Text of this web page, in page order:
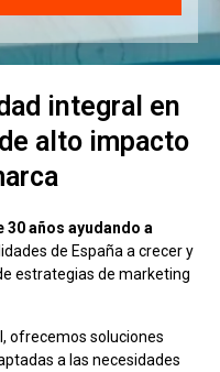
integral en
alto impacto
30 años ayudando a
de España a crecer y
estrategias de marketing
ofrecemos soluciones
a las necesidades